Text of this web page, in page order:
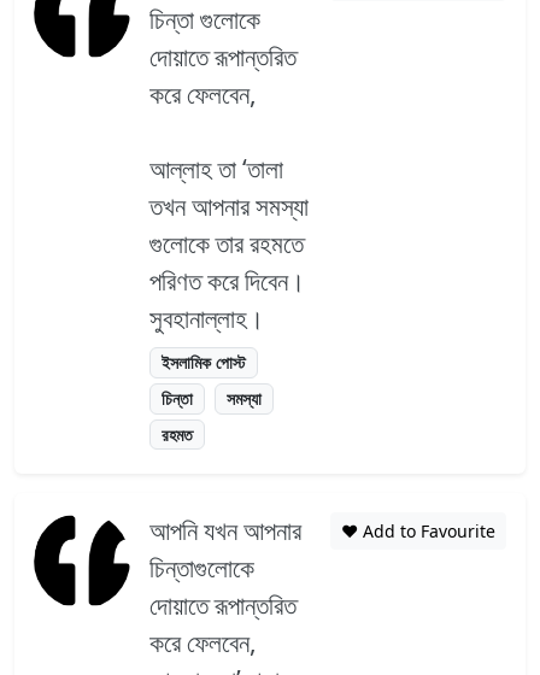
চিন্তা গুলোকে
দোয়াতে রূপান্তরিত
করে ফেলবেন,
আল্লাহ তা ‘তালা
তখন আপনার সমস্যা
গুলোকে তার রহমতে
পরিণত করে দিবেন।
সুবহানাল্লাহ।
ইসলামিক পোস্ট
চিন্তা
সমস্যা
রহমত
আপনি যখন আপনার
চিন্তাগুলোকে
দোয়াতে রূপান্তরিত
করে ফেলবেন,
❤️ Add to Favourite